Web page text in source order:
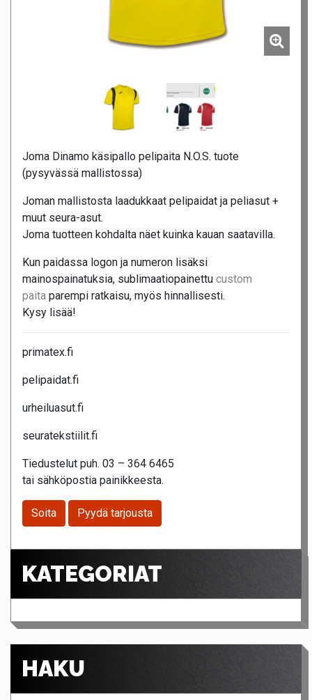
Joma Dinamo käsipallo pelipaita N.O.S. tuote
(pysyvässä mallistossa)
Joman mallistosta laadukkaat pelipaidat ja peliasut +
muut seura-asut.
Joma tuotteen kohdalta näet kuinka kauan saatavilla.
Kun paidassa logon ja numeron lisäksi
mainospainatuksia, sublimaatiopainettu custom
paita parempi ratkaisu, myös hinnallisesti.
Kysy lisää!
primatex.fi
pelipaidat.fi
urheiluasut.fi
seuratekstiilit.fi
Tiedustelut puh. 03 – 364 6465
tai sähköpostia painikkeesta.
Soita Pyydä tarjousta
KATEGORIAT
HAKU